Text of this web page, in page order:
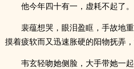
他今年四十有一，虚耗不起了。
裴蕴想哭，眼泪盈眶，手故地
摸着疲软而又迅速胀硬的阳物抚弄
韦玄轻吻她侧脸，大手带她一